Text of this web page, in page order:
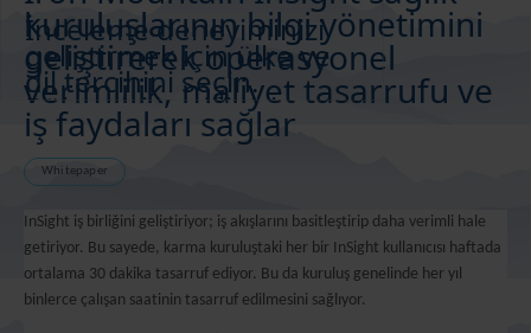
Müşteri Başarı Hikayeleri
Çözüm Kılavuzları
Vebinarlar
Whitepaper
İnceleme deneyiminizi
geliştirmek için ülke ve
dil tercihini seçin.
Bölgenizi ve dilinizi
değiştirin
Asia-Pacific and India
Europe and Southern Africa
Latin America
Middle East North Africa And Turkey
North America
kuruluşlarının bilgi yönetimini
geliştirerek operasyonel
verimlilik, maliyet tasarrufu ve
i̇ş faydaları sağlar
Whitepaper
InSight iş birliğini geliştiriyor; iş akışlarını basitleştirip daha verimli hale
getiriyor. Bu sayede, karma kuruluştaki her bir InSight kullanıcısı haftada
ortalama 30 dakika tasarruf ediyor. Bu da kuruluş genelinde her yıl
binlerce çalışan saatinin tasarruf edilmesini sağlıyor.